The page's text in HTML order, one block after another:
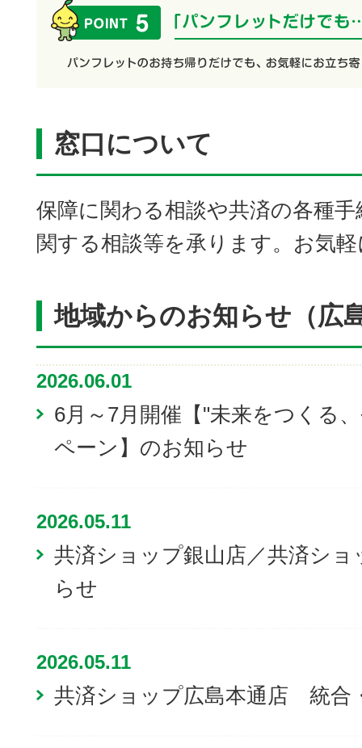
窓口について
保障に関わる相談や共済の各種
関する相談等を承ります。お気
地域からのお知らせ（広
2026.06.01
6月～7月開催【"未来をつくる
ペーン】のお知らせ
2026.05.11
共済ショップ銀山店／共済シ
らせ
2026.05.11
共済ショップ広島本通店 統合